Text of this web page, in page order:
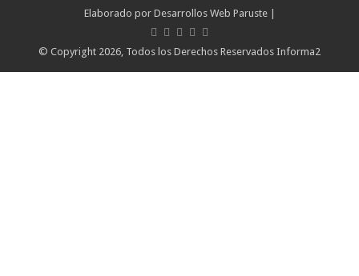
Elaborado por Desarrollos Web Paruste|
© Copyright 2026, Todos los Derechos Reservados Informa2